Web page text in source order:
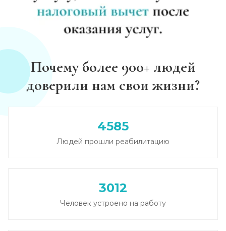
Почему более 900+ людей
доверили нам свои жизни?
4585
Людей прошли реабилитацию
3012
Человек устроено на работу